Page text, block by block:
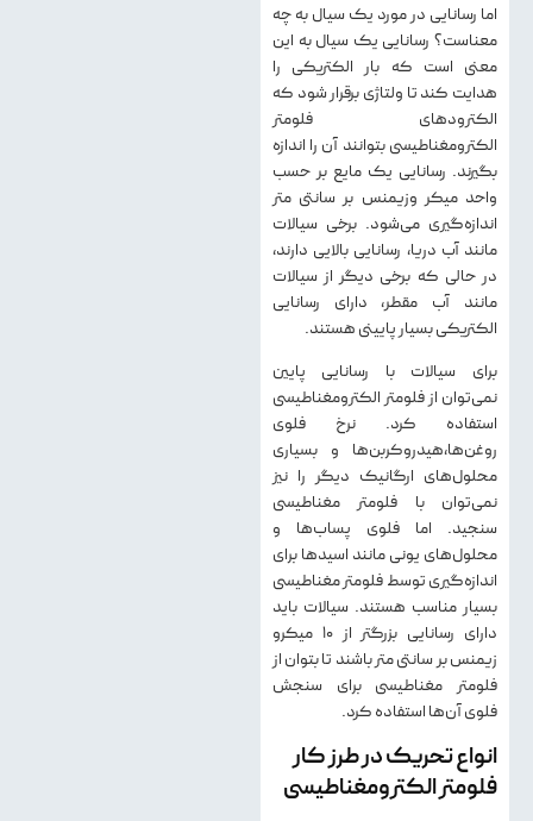
اما رسانایی در مورد یک سیال به چه
معناست؟ رسانایی یک سیال به این
معنی است که بار الکتریکی را
هدایت کند تا ولتاژی برقرار شود که
الکترودهای فلومتر
الکترومغناطیسی بتوانند آن را اندازه
بگیرند. رسانایی یک مایع بر حسب
واحد میکر وزیمنس بر سانتی متر
اندازه‌گیری می‌شود. برخی سیالات
مانند آب دریا، رسانایی بالایی دارند،
در حالی که برخی دیگر از سیالات
مانند آب مقطر، دارای رسانایی
الکتریکی بسیار پایینی هستند.
برای سیالات با رسانایی پایین
نمی‌توان از فلومتر الکترومغناطیسی
استفاده کرد. نرخ فلوی
روغن‌ها،هیدروکربن‌ها و بسیاری
محلول‌های ارگانیک دیگر را نیز
نمی‌توان با فلومتر مغناطیسی
سنجید. اما فلوی پساب‌ها و
محلول‌های یونی مانند اسیدها برای
اندازه‌گیری توسط فلومتر مغناطیسی
بسیار مناسب هستند. سیالات باید
دارای رسانایی بزرگتر از ۱۰ میکرو
زیمنس بر سانتی متر باشند تا بتوان از
فلومتر مغناطیسی برای سنجش
فلوی آن‌ها استفاده کرد.
انواع تحریک در طرز کار
فلومتر الکترومغناطیسی